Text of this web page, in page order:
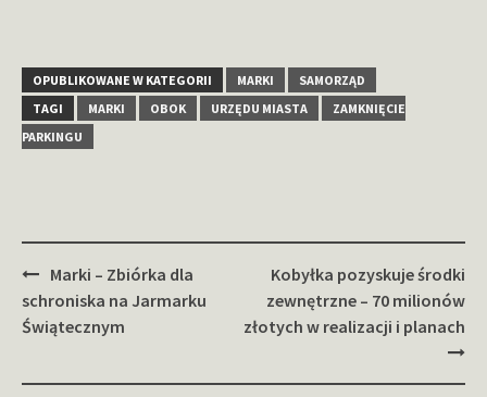
OPUBLIKOWANE W KATEGORII MARKI
SAMORZĄD
TAGI
MARKI OBOK URZĘDU MIASTA
ZAMKNIĘCIE
PARKINGU
Zobacz
wpisy
Marki – Zbiórka dla
schroniska na Jarmarku
Świątecznym
Kobyłka pozyskuje środki
zewnętrzne – 70 milionów
złotych w realizacji i planach